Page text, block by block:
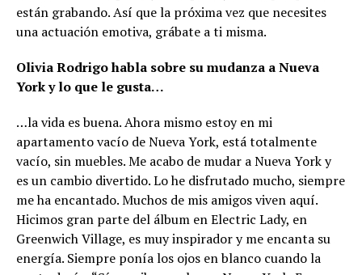
están grabando. Así que la próxima vez que necesites
una actuación emotiva, grábate a ti misma.
Olivia Rodrigo habla sobre su mudanza a Nueva
York y lo que le gusta…
…la vida es buena. Ahora mismo estoy en mi
apartamento vacío de Nueva York, está totalmente
vacío, sin muebles. Me acabo de mudar a Nueva York y
es un cambio divertido. Lo he disfrutado mucho, siempre
me ha encantado. Muchos de mis amigos viven aquí.
Hicimos gran parte del álbum en Electric Lady, en
Greenwich Village, es muy inspirador y me encanta su
energía. Siempre ponía los ojos en blanco cuando la